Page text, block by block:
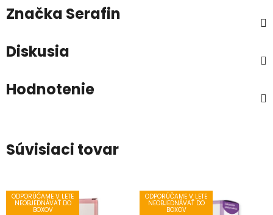
Značka Serafin
Diskusia
Hodnotenie
Súvisiaci tovar
ODPORÚČAME V LETE
NEOBJEDNÁVAŤ DO
BOXOV
ODPORÚČAME V LETE
NEOBJEDNÁVAŤ DO
BOXOV